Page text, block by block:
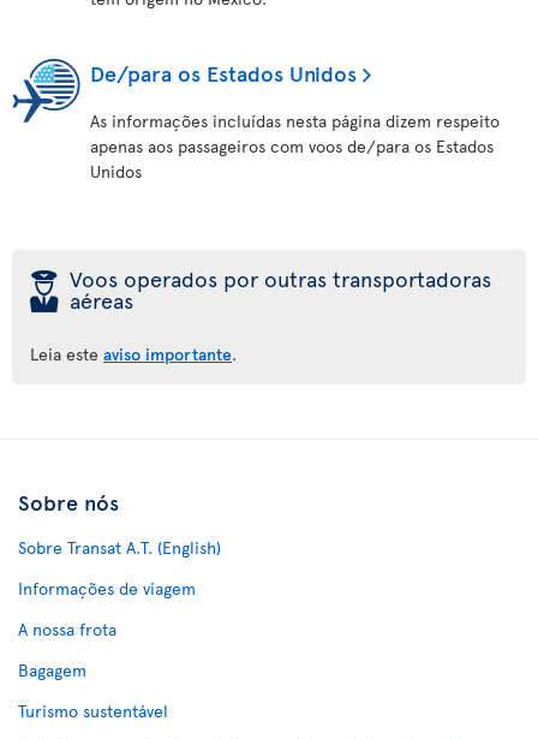
De/para os Estados Unidos
As informações incluídas nesta página dizem respeito
apenas aos passageiros com voos de/para os Estados
Unidos
þ Voos operados por outras transportadoras
aéreas
Leia este aviso importante.
Sobre nós
Sobre Transat A.T. (English)
Informações de viagem
A nossa frota
Bagagem
Turismo sustentável